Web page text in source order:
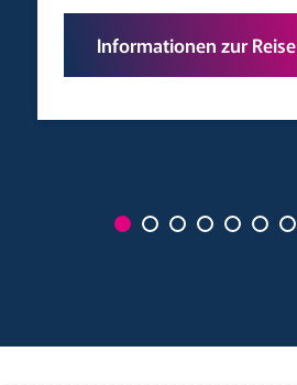
Informationen zur Reise